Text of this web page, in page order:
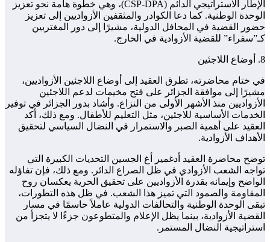
الإطار الاستراتيجي الدائم (CSP-DPA)، وهي خطوة هامة نحو تعزيز
الوحدة الوطنية. كما دعا الكوادر والمثقفين الأزواديين إلى تعزيز
حضور القضية في المحافل الدولية، مشيرًا إلى دور المغتربين
كـ”سفراء” للقضية الأزوادية في الخارج.
8. أوضاع اللاجئين
في ختام محاضرته، تطرق العقيد إلى أوضاع اللاجئين الأزواديين،
مشيرًا إلى موافقة الجزائر على فتح مخيمات لدعم اللاجئين
الأزواديين منذ الأشهر الأولى من النزاع. وأشاد بدور الجزائر في توفير
الخدمات الأساسية للاجئين، مثل التعليم للأطفال. ومع ذلك، أكد
العقيد على أهمية الصبر والاستمرار في النضال السياسي لتحقيق
الأهداف الأزوادية.
توضح محاضرة العقيد أدغمير أغ الجسين التحديات الكبيرة التي
تواجه الشعب الأزوادي في ظل الصراع الدائر. ومع ذلك، فإن تفاؤله
الواضح وإيمانه بقدرة الأزواديين على تحقيق الحرية يعكسان روح
المقاومة والصمود التي تميز هذا الشعب. في ظل هذه التطورات،
تبقى الوحدة الوطنية والتحالفات الدولية عاملاً حاسمًا في مسار
القضية الأزوادية، بينما يظل الإعلام والمتطوعون جزءًا لا يتجزأ من
استراتيجية النضال المستمر.